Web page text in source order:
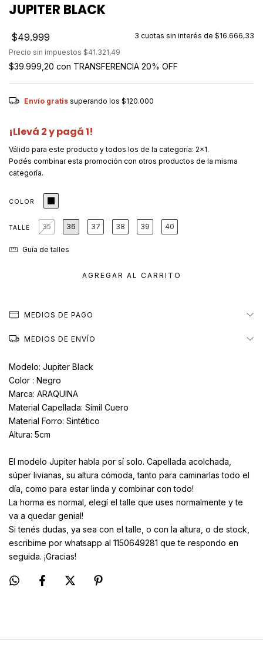
JUPITER BLACK
$49.999 3 cuotas sin interés de $16.666,33
Precio sin impuestos $41.321,49
$39.999,20 con TRANSFERENCIA 20% OFF
Envío gratis superando los $120.000
¡Llevá 2 y pagá 1!
Válido para este producto y todos los de la categoría: 2x1.
Podés combinar esta promoción con otros productos de la misma
categoría.
COLOR
TALLE 35 36 37 38 39 40
Guía de talles
MEDIOS DE PAGO
MEDIOS DE ENVÍO
Modelo: Jupiter Black
Color : Negro
Marca: ARAQUINA
Material Capellada: Símil Cuero
Material Forro: Sintético
Altura: 5cm
El modelo Jupiter habla por sí solo. Capellada acolchada,
súper livianas, su altura cómoda, tanto para caminarlas todo el
día, como para estar linda y combinar con todo!
La horma es normal, elegí el talle que uses normalmente y te
va a quedar genial!
Si tenés dudas, ya sea con el talle, o con la altura, o de stock,
escribime por whatsapp al 1150649281 que te respondo en
seguida. ¡Gracias!